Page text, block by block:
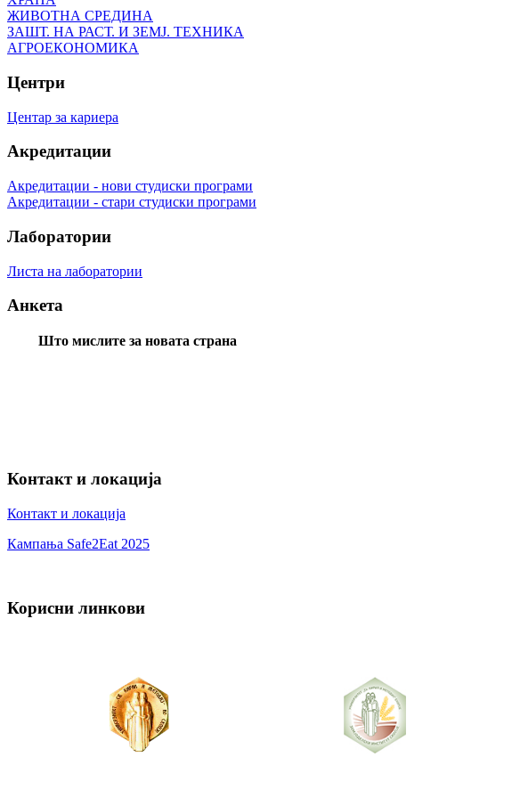
ЖИВОТНА СРЕДИНА
ЗАШТ. НА РАСТ. И ЗЕМЈ. ТЕХНИКА
АГРОЕКОНОМИКА
Центри
Центар за кариера
Акредитации
Акредитации - нови студиски програми
Акредитации - стари студиски програми
Лаборатории
Листа на лаборатории
Анкета
Што мислите за новата страна
Контакт и локација
Контакт и локација
Кампања Safe2Eat 2025
Корисни линкови